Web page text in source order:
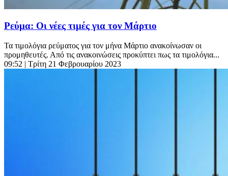
Ρεύμα: Οι νέες τιμές για τον Μάρτιο
Τα τιμολόγια ρεύματος για τον μήνα Μάρτιο ανακοίνωσαν οι
προμηθευτές. Από τις ανακοινώσεις προκύπτει πως τα τιμολόγια...
09:52 | Τρίτη 21 Φεβρουαρίου 2023